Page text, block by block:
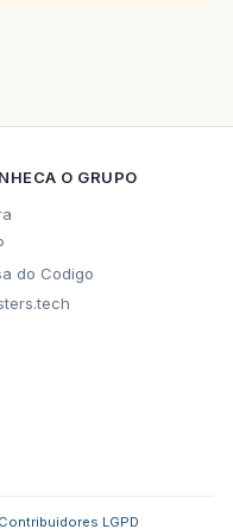
O GRUPO
do Codigo
Contribuidores LGPD